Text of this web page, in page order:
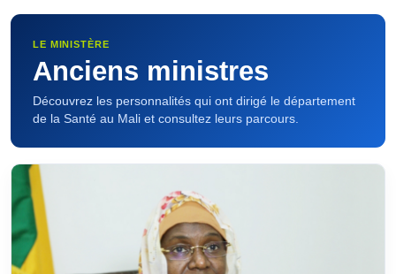
LE MINISTÈRE
Anciens ministres
Découvrez les personnalités qui ont dirigé le département
de la Santé au Mali et consultez leurs parcours.